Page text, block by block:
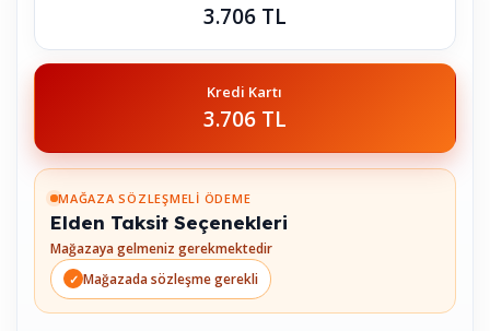
3.706 TL
Kredi Kartı
3.706 TL
MAĞAZA SÖZLEŞMELI ÖDEME
Elden Taksit Seçenekleri
Mağazaya gelmeniz gerekmektedir
Mağazada sözleşme gerekli